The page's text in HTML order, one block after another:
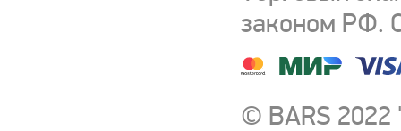
законом РФ.
© BARS